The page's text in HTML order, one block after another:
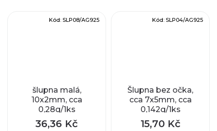
šlupna malá,
10x2mm, cca
0,28g/1ks
36,36 Kč
Kód: SLP08/AG925
Šlupna bez očka,
cca 7x5mm, cca
0,142g/1ks
15,70 Kč
Kód: SLP04/AG925